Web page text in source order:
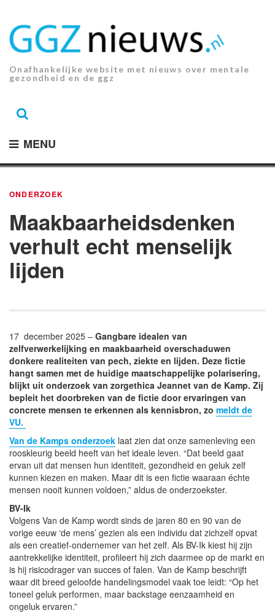
inhoud.
Onafhankelijke website met nieuws over mentale
gezondheid en de ggz
MENU
ONDERZOEK
Maakbaarheidsdenken
verhult echt menselijk
lijden
17 december 2025 – Gangbare idealen van
zelfverwerkelijking en maakbaarheid overschaduwen
donkere realiteiten van pech, ziekte en lijden. Deze fictie
hangt samen met de huidige maatschappelijke polarisering,
blijkt uit onderzoek van zorgethica Jeannet van de Kamp. Zij
bepleit het doorbreken van de fictie door ervaringen van
concrete mensen te erkennen als kennisbron, zo meldt de
VU.
Van de Kamps onderzoek laat zien dat onze samenleving een
rooskleurig beeld heeft van het ideale leven. “Dat beeld gaat
ervan uit dat mensen hun identiteit, gezondheid en geluk zelf
kunnen kiezen en maken. Maar dit is een fictie waaraan échte
mensen nooit kunnen voldoen,” aldus de onderzoekster.
BV-Ik
Volgens Van de Kamp wordt sinds de jaren 80 en 90 van de
vorige eeuw ‘de mens’ gezien als een individu dat zichzelf opvat
als een creatief-ondernemer van het zelf. Als BV-Ik kiest hij zijn
aantrekkelijke identiteit, profileert hij zich daarmee op de markt en
is hij risicodrager van succes of falen. Van de Kamp beschrijft
waar dit breed geloofde handelingsmodel vaak toe leidt: “Op het
toneel geluk performen, maar backstage eenzaamheid en
ongeluk ervaren.”